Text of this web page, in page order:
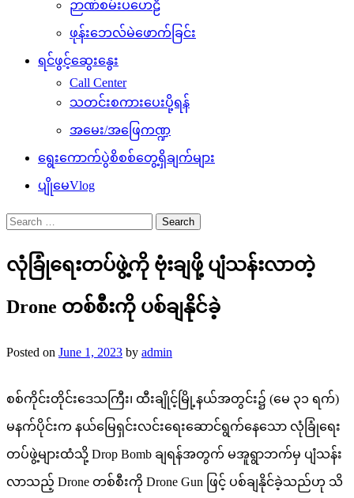
ဉာဏ်စမ်းပဟေဠိ
ဖုန်းဘေလ်မဲဖောက်ခြင်း
ရင်ဖွင့်ဆွေးနွေး
Call Center
သတင်းစကားပေးပို့ရန်
အမေး/အဖြေကဏ္ဍ
ရွေးကောက်ပွဲစိစစ်တွေ့ရှိချက်များ
ပျိုမေVlog
Search
for:
လုံခြုံရေးတပ်ဖွဲ့ကို ဗုံးချဖို့ ပျံသန်းလာတဲ့
Drone တစ်စီးကို ပစ်ချနိုင်ခဲ့
Posted on June 1, 2023 by admin
စစ်ကိုင်းတိုင်းဒေသကြီး၊ ထီးချိုင့်မြို့နယ်အတွင်း၌ (မေ ၃၁ ရက်)
မနက်ပိုင်းက နယ်မြေရှင်းလင်းရေးဆောင်ရွက်နေသော လုံခြုံရေး
တပ်ဖွဲ့များထံသို့ Drop Bomb ချရန်အတွက် မအူရွာဘက်မှ ပျံသန်း
လာသည့် Drone တစ်စီးကို Drone Gun ဖြင့် ပစ်ချနိုင်ခဲ့သည်ဟု သိ